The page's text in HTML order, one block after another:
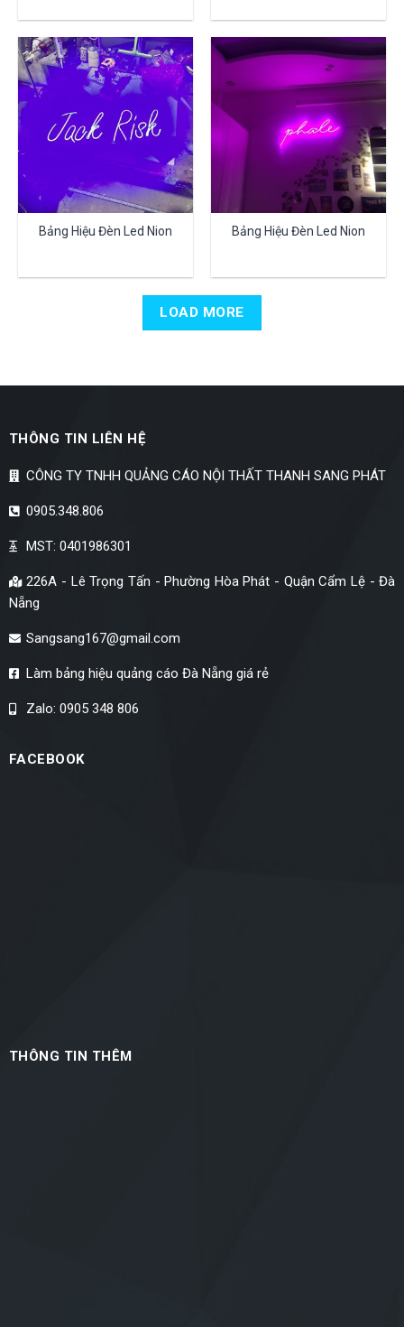
Bảng Hiệu Đèn Led Nion Bảng Hiệu Đèn Led Nion
LOAD MORE
THÔNG TIN LIÊN HỆ
CÔNG TY TNHH QUẢNG CÁO NỘI THẤT THANH SANG PHÁT
0905.348.806
MST: 0401986301
226A - Lê Trọng Tấn - Phường Hòa Phát - Quận Cẩm Lệ - Đà
Nẵng
Sangsang167@gmail.com
Làm bảng hiệu quảng cáo Đà Nẵng giá rẻ
Zalo: 0905 348 806
FACEBOOK
THÔNG TIN THÊM